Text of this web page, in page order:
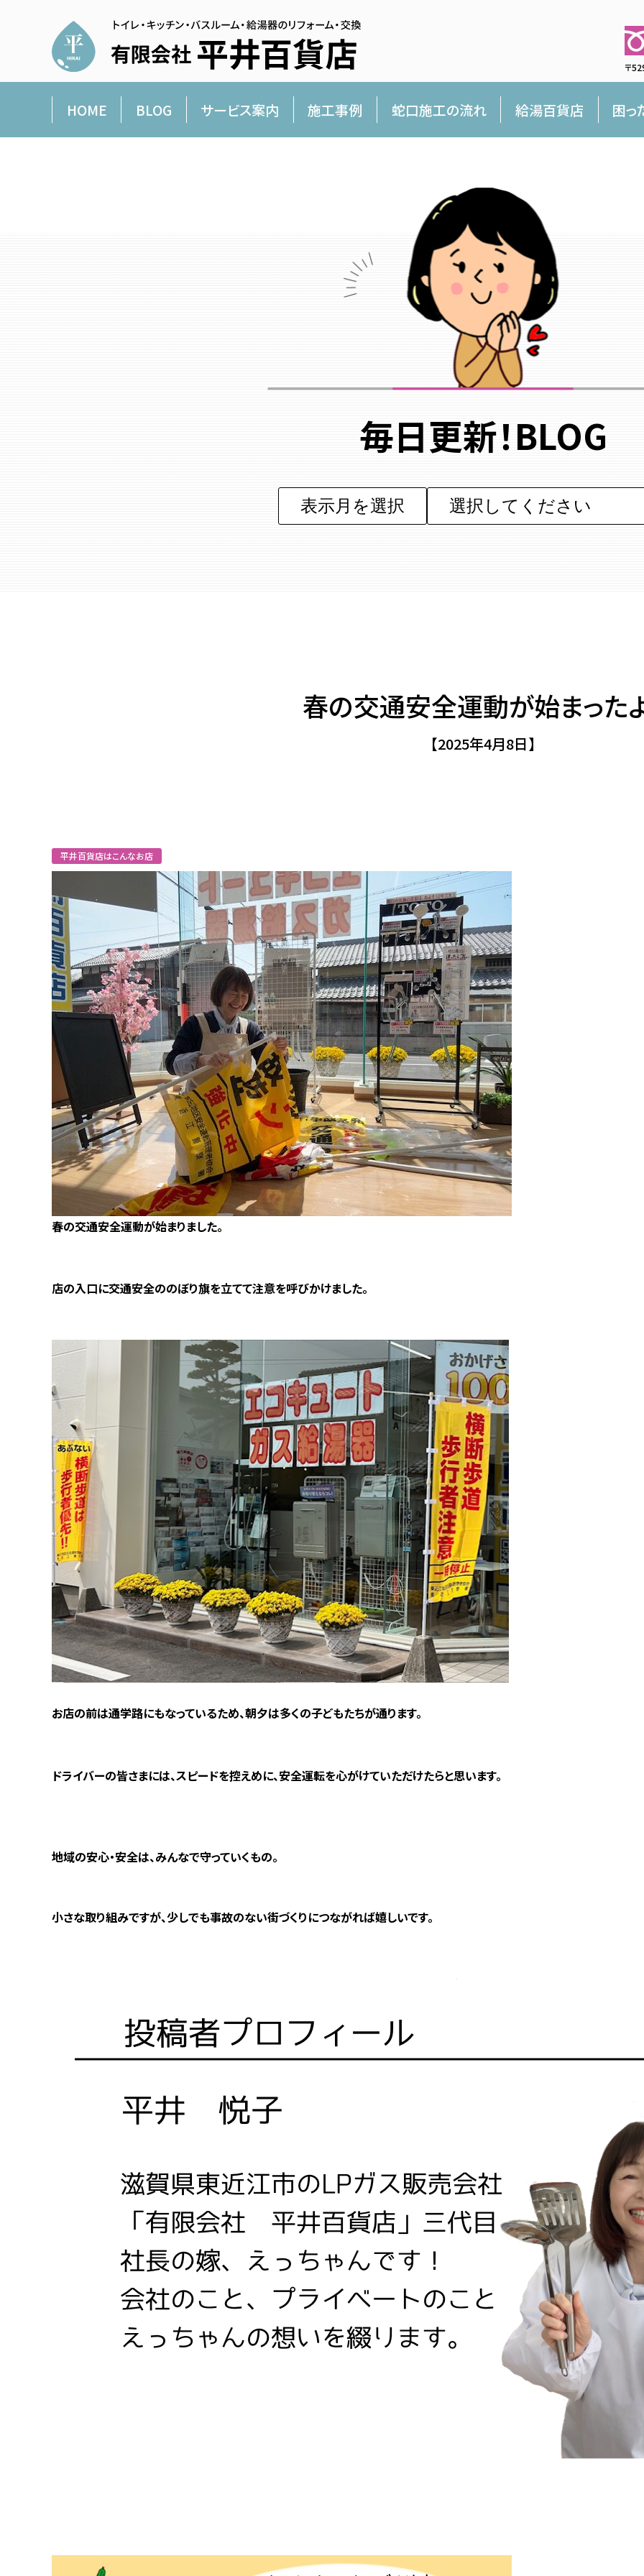
〒
HOME BLOG サービス案内 施工事例 蛇口施工の流れ 給湯百貨店 困っ
毎日更新！BLOG
春の交通安全運動が始まった
【2025年4月8日】
平井百貨店はこんなお店
春の交通安全運動が始まりました。
店の入口に交通安全ののぼり旗を立てて注意を呼びかけました。
お店の前は通学路にもなっているため、朝夕は多くの子どもたちが通ります。
ドライバーの皆さまには、スピードを控えめに、安全運転を心がけていただけたらと思います。
地域の安心・安全は、みんなで守っていくもの。
小さな取り組みですが、少しでも事故のない街づくりにつながれば嬉しいです。